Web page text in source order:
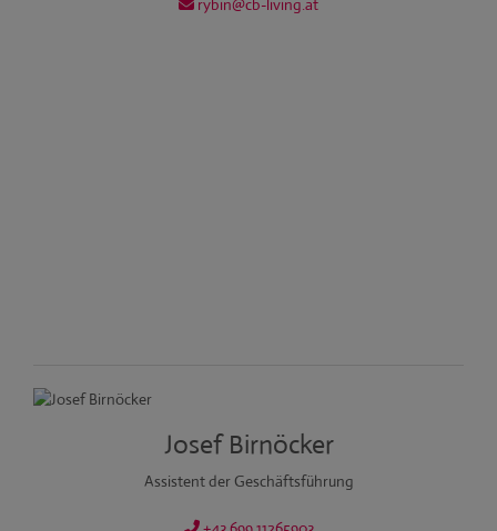
rybin@cb-living.at
Josef Birnöcker
Assistent der Geschäftsführung